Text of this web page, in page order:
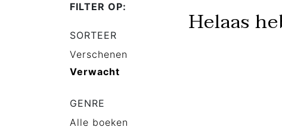
FILTER OP:
SORTEER
Verschenen
Verwacht
GENRE
Alle boeken
Helaas